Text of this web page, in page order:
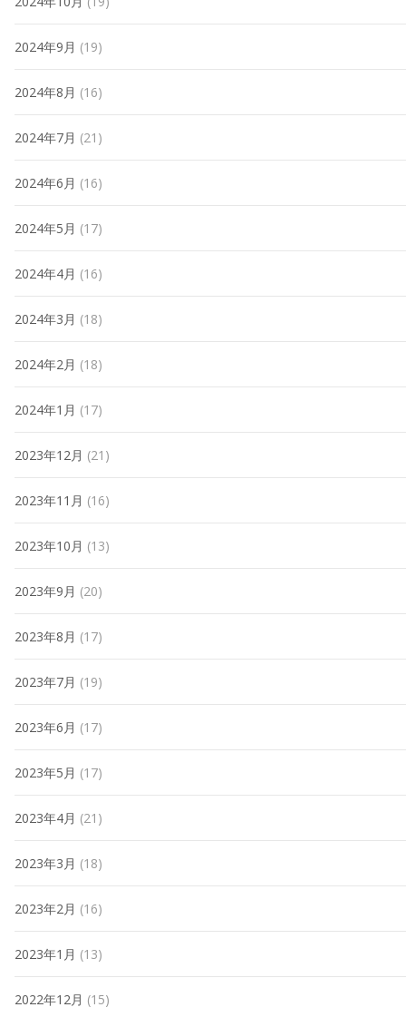
2024年9月 (19)
2024年8月 (16)
2024年7月 (21)
2024年6月 (16)
2024年5月 (17)
2024年4月 (16)
2024年3月 (18)
2024年2月 (18)
2024年1月 (17)
2023年12月 (21)
2023年11月 (16)
2023年10月 (13)
2023年9月 (20)
2023年8月 (17)
2023年7月 (19)
2023年6月 (17)
2023年5月 (17)
2023年4月 (21)
2023年3月 (18)
2023年2月 (16)
2023年1月 (13)
2022年12月 (15)